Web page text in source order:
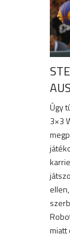
Úgy
3×3
miatt